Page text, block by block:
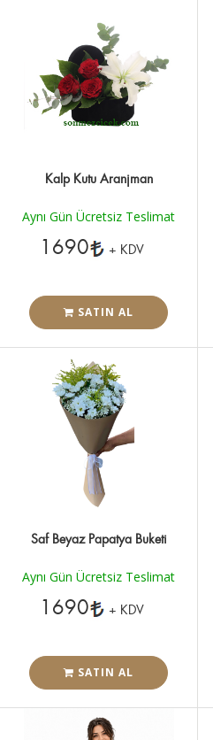
Kalp Kutu Aranjman
Aynı Gün Ücretsiz Teslimat
1690 + KDV
SATIN AL
Saf Beyaz Papatya Buketi
Aynı Gün Ücretsiz Teslimat
1690 + KDV
SATIN AL